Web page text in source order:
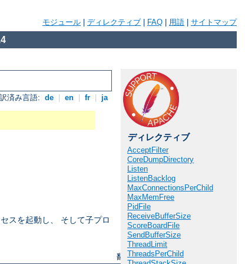
モジュール ディレクティブ FAQ 用語 サイトマップ
済み言語: de en fr ja
スを起動し、 そして子プロ
ディレクティブ
AcceptFilter
CoreDumpDirectory
Listen
ListenBacklog
MaxConnectionsPerChild
MaxMemFree
PidFile
ReceiveBufferSize
ScoreBoardFile
SendBufferSize
ThreadLimit
ThreadsPerChild
翻訳済み言語:de|